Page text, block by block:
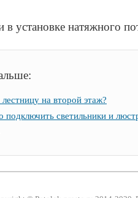
установке натяжного
на второй этаж?
подключить светильники и